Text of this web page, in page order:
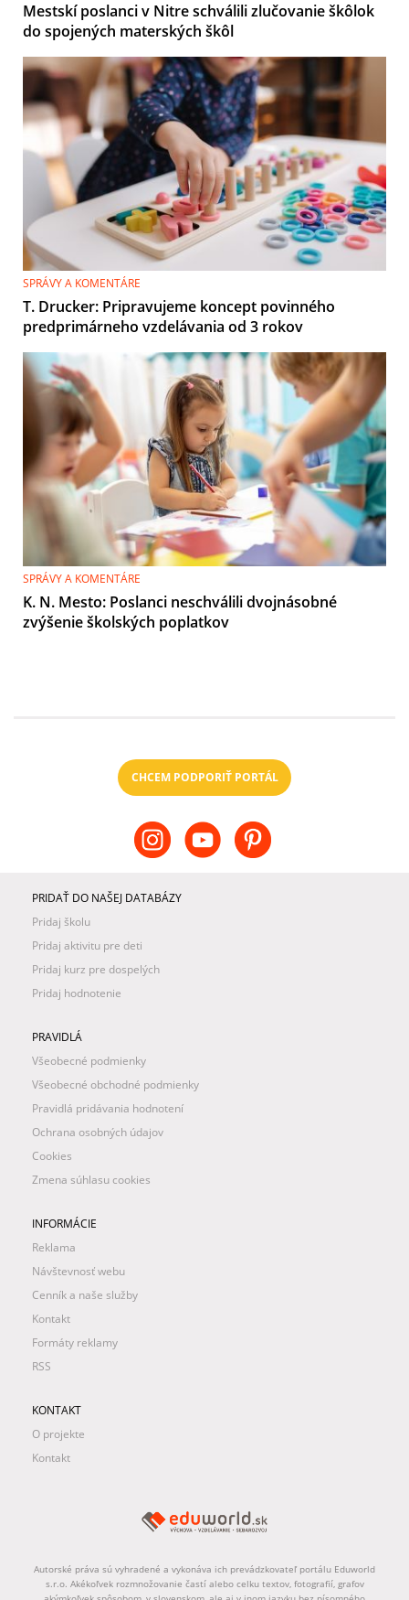
Mestskí poslanci v Nitre schválili zlučovanie škôlok
do spojených materských škôl
SPRÁVY A KOMENTÁRE
T. Drucker: Pripravujeme koncept povinného
predprimárneho vzdelávania od 3 rokov
SPRÁVY A KOMENTÁRE
K. N. Mesto: Poslanci neschválili dvojnásobné
zvýšenie školských poplatkov
CHCEM PODPORIŤ PORTÁL
PRIDAŤ DO NAŠEJ DATABÁZY
Pridaj školu
Pridaj aktivitu pre deti
Pridaj kurz pre dospelých
Pridaj hodnotenie
PRAVIDLÁ
Všeobecné podmienky
Všeobecné obchodné podmienky
Pravidlá pridávania hodnotení
Ochrana osobných údajov
Cookies
Zmena súhlasu cookies
INFORMÁCIE
Reklama
Návštevnosť webu
Cenník a naše služby
Kontakt
Formáty reklamy
RSS
KONTAKT
O projekte
Kontakt
Autorské práva sú vyhradené a vykonáva ich prevádzkovateľ portálu Eduworld
s.r.o. Akékoľvek rozmnožovanie častí alebo celku textov, fotografií, grafov